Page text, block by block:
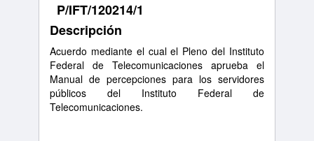
P/IFT/120214/1
Descripción
Acuerdo mediante el cual el Pleno del Instituto
Federal de Telecomunicaciones aprueba el
Manual de percepciones para los servidores
públicos del Instituto Federal de
Telecomunicaciones.